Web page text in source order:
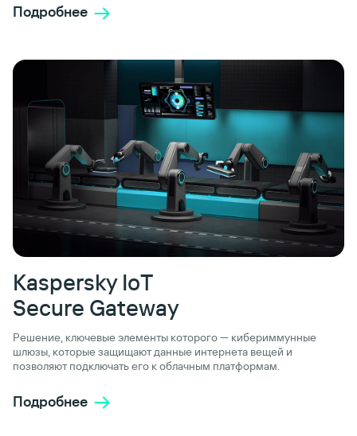
Подробнее
Kaspersky IoT
Secure Gateway
Решение, ключевые элементы которого — кибериммунные
шлюзы, которые защищают данные интернета вещей и
позволяют подключать его к облачным платформам.
Подробнее